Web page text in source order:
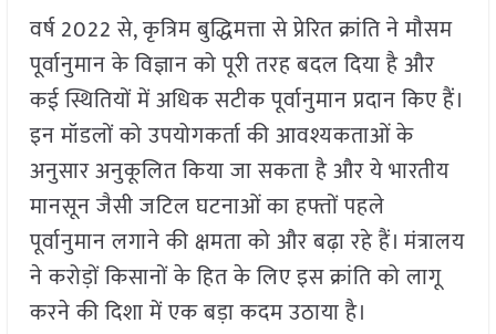
वर्ष 2022 से, कृत्रिम बुद्धिमत्ता से प्रेरित क्रांति ने मौसम
पूर्वानुमान के विज्ञान को पूरी तरह बदल दिया है और
कई स्थितियों में अधिक सटीक पूर्वानुमान प्रदान किए हैं।
इन मॉडलों को उपयोगकर्ता की आवश्यकताओं के
अनुसार अनुकूलित किया जा सकता है और ये भारतीय
मानसून जैसी जटिल घटनाओं का हफ्तों पहले
पूर्वानुमान लगाने की क्षमता को और बढ़ा रहे हैं। मंत्रालय
ने करोड़ों किसानों के हित के लिए इस क्रांति को लागू
करने की दिशा में एक बड़ा कदम उठाया है।